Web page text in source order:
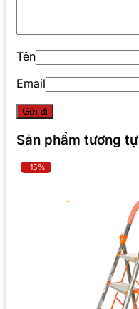
Tên
Email
Sản phẩm tương tự
-15%